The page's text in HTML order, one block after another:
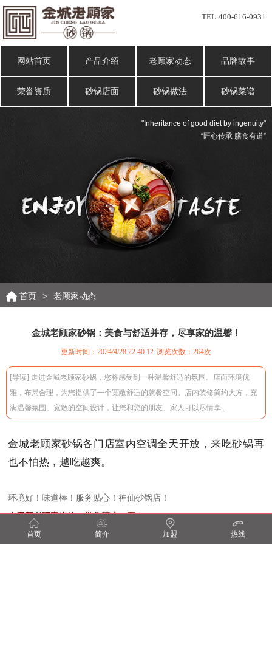
TEL:400-616-0931
网站首页 产品介绍 老顾家动态 品牌故事
荣誉资质 砂锅店面 砂锅做法 砂锅菜谱
"Inheritance of good diet by ingenuity"
“匠心传承 膳食有道”
首页 > 老顾家动态
金城老顾家砂锅：美食与舒适并存，尽享家的温馨！
更新时间：2024/4/28 22:40:12 浏览次数： 264次
[导读] 走进金城老顾家砂锅，您将感受到一种温馨舒适的氛围。店面环境优
雅，布局合理，为您提供了一个宽敞舒适的就餐空间。店内装修简约大方，充
满温馨氛围。宽敞的空间设计，让您和您的朋友、家人可以尽情享..
金城老顾家砂锅各门店室内空调全天开放，来吃砂锅再
也不怕热，越吃越爽。
环境好！味道棒！服务贴心！神仙砂锅店！
欢迎新老顾客光临，带你清凉一夏！
首页 简介 加盟 热线